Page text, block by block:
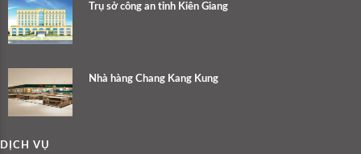
Trụ sở công an tỉnh Kiên Giang
Nhà hàng Chang Kang Kung
DỊCH VỤ